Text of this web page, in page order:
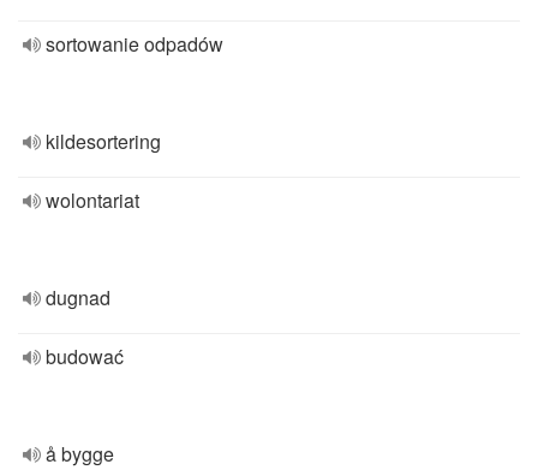
sortowanie odpadów
kildesortering
wolontariat
dugnad
budować
å bygge